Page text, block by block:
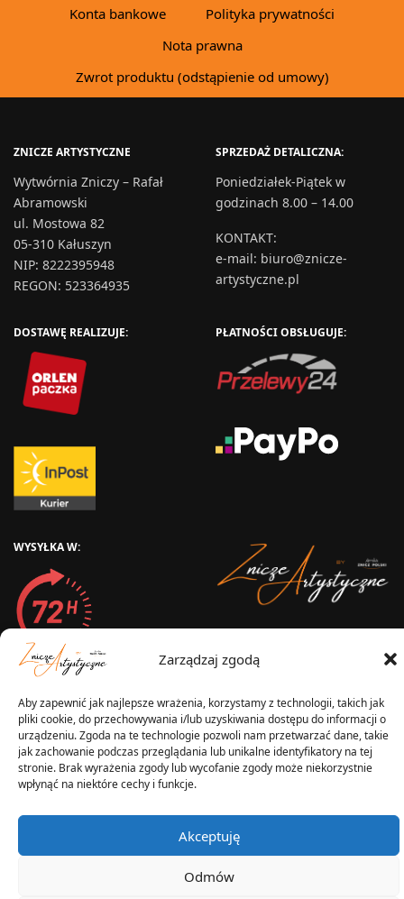
Zarządzaj zgodą
Aby zapewnić jak najlepsze wrażenia, korzystamy z technologii, takich jak
pliki cookie, do przechowywania i/lub uzyskiwania dostępu do informacji o
urządzeniu. Zgoda na te technologie pozwoli nam przetwarzać dane, takie
jak zachowanie podczas przeglądania lub unikalne identyfikatory na tej
stronie. Brak wyrażenia zgody lub wycofanie zgody może niekorzystnie
wpłynąć na niektóre cechy i funkcje.
Akceptuję
Odmów
Konta bankowe
Polityka prywatności
Nota prawna
Zwrot produktu (odstąpienie od umowy)
ZNICZE ARTYSTYCZNE
Wytwórnia Zniczy – Rafał
Abramowski
ul. Mostowa 82
05-310 Kałuszyn
NIP: 8222395948
REGON: 523364935
SPRZEDAŻ DETALICZNA:
Poniedziałek-Piątek w
godzinach 8.00 – 14.00
KONTAKT:
e-mail: biuro@znicze-
artystyczne.pl
DOSTAWĘ REALIZUJE: PŁATNOŚCI OBSŁUGUJE:
WYSYŁKA W:
Wytwórnia Zniczy
Wszelkie prawa zastrzeżone